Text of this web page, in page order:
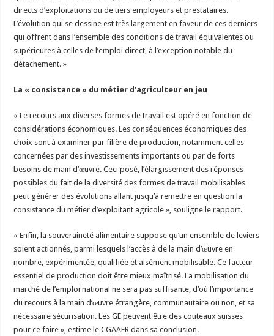
directs d’exploitations ou de tiers employeurs et prestataires.
L’évolution qui se dessine est très largement en faveur de ces derniers
qui offrent dans l’ensemble des conditions de travail équivalentes ou
supérieures à celles de l’emploi direct, à l’exception notable du
détachement. »
La « consistance » du métier d’agriculteur en jeu
« Le recours aux diverses formes de travail est opéré en fonction de
considérations économiques. Les conséquences économiques des
choix sont à examiner par filière de production, notamment celles
concernées par des investissements importants ou par de forts
besoins de main d’œuvre. Ceci posé, l’élargissement des réponses
possibles du fait de la diversité des formes de travail mobilisables
peut générer des évolutions allant jusqu’à remettre en question la
consistance du métier d’exploitant agricole », souligne le rapport.
« Enfin, la souveraineté alimentaire suppose qu’un ensemble de leviers
soient actionnés, parmi lesquels l’accès à de la main d’œuvre en
nombre, expérimentée, qualifiée et aisément mobilisable. Ce facteur
essentiel de production doit être mieux maîtrisé. La mobilisation du
marché de l’emploi national ne sera pas suffisante, d’où l’importance
du recours à la main d’œuvre étrangère, communautaire ou non, et sa
nécessaire sécurisation. Les GE peuvent être des couteaux suisses
pour ce faire », estime le CGAAER dans sa conclusion.